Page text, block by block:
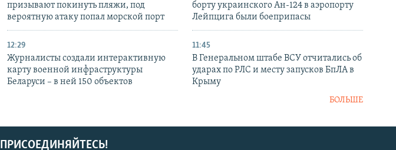
призывают покинуть пляжи, под
вероятную атаку попал морской порт
борту украинского Ан-124 в аэропорту
Лейпцига были боеприпасы
12:29
Журналисты создали интерактивную
карту военной инфраструктуры
Беларуси – в ней 150 объектов
11:45
В Генеральном штабе ВСУ отчитались об
ударах по РЛС и месту запусков БпЛА в
Крыму
БОЛЬШЕ
ПРИСОЕДИНЯЙТЕСЬ!